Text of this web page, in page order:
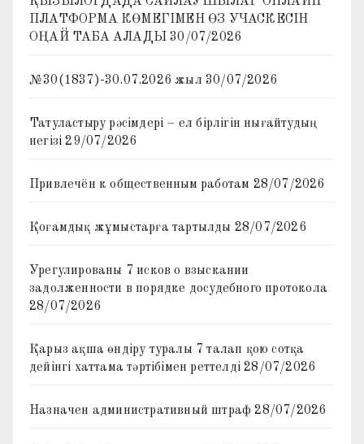
ПЛАТФОРМА КӨМЕГІМЕН ӨЗ УЧАСКЕСІН
ОҢАЙ ТАБА АЛАДЫ 30/07/2026
№30(1837)-30.07.2026 жыл 30/07/2026
Татуластыру рәсімдері – ел бірлігін нығайтудың
негізі 29/07/2026
Привлечён к общественным работам 28/07/2026
Қоғамдық жұмыстарға тартылды 28/07/2026
Урегулированы 7 исков о взыскании
задолженности в порядке досудебного протокола
28/07/2026
Қарыз ақша өндіру туралы 7 талап қою сотқа
дейінгі хаттама тәртібімен реттелді 28/07/2026
Назначен административный штраф 28/07/2026